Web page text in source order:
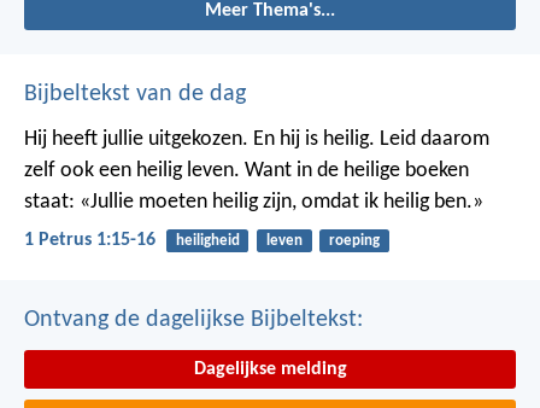
Meer Thema's...
Bijbeltekst van de dag
Hij heeft jullie uitgekozen. En hij is heilig. Leid daarom
zelf ook een heilig leven. Want in de heilige boeken
staat: «Jullie moeten heilig zijn, omdat ik heilig ben.»
1 Petrus 1:15-16 heiligheid leven roeping
Ontvang de dagelijkse Bijbeltekst:
Dagelijkse melding